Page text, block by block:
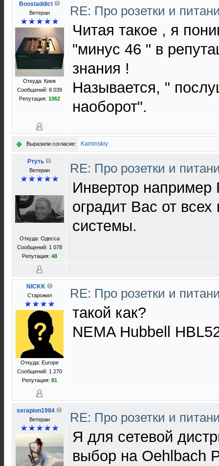
Boostaddict
Ветеран
Откуда: Киев
Сообщений: 8 039
Репутация: 1062
RE: Про розетки и
Читая такое , я
"минус 46 " в
знания !
Называется, "
наоборот".
Выразили согласие: Kaminskiy
Ртуть
Ветеран
Откуда: Одесса
Сообщений: 1 078
Репутация: 48
RE: Про розетки и
Инвертор например
оградит Вас от
системы.
NICKK
Старожил
Откуда: Europe
Сообщений: 1 270
Репутация: 81
RE: Про розетки и
такой как?
NEMA Hubbell
serapion1984
Ветеран RE: Про розетки и
Я для сетевой
выбор на Oehlbach